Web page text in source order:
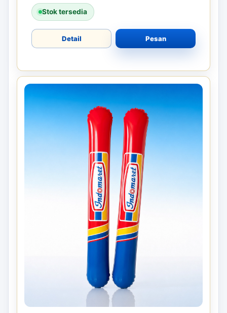
Stok tersedia
Detail Pesan